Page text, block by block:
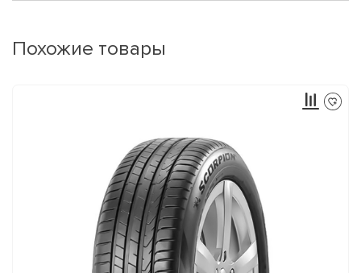
Похожие товары